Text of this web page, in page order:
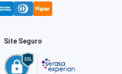
Site Seguro